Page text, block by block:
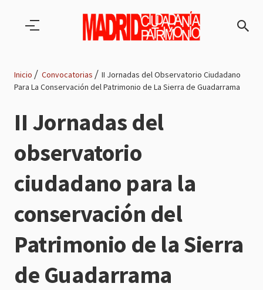
navegación
Inicio Convocatorias
II Jornadas del Observatorio Ciudadano
Para La Conservación del Patrimonio de La Sierra de Guadarrama
II Jornadas del
observatorio
ciudadano para la
conservación del
Patrimonio de la Sierra
de Guadarrama